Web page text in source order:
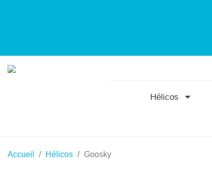
Hélicos
Accueil Hélicos Goosky